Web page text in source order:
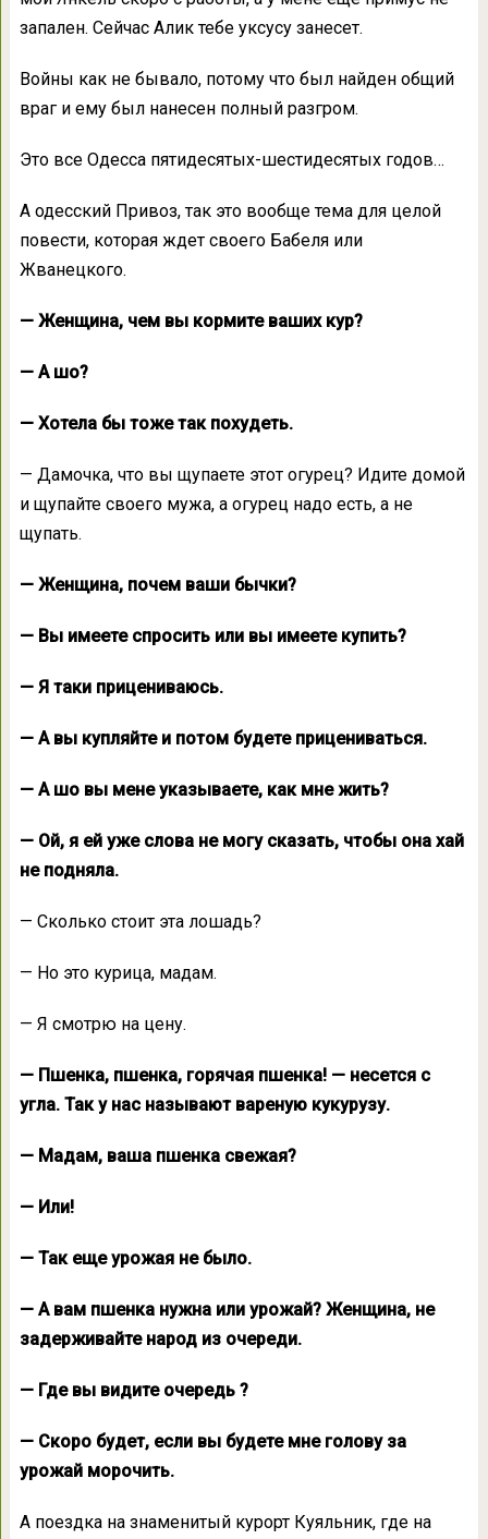
запален. Сейчас Алик тебе уксусу занесет.
Войны как не бывало, потому что был найден общий
враг и ему был нанесен полный разгром.
Это все Одесса пятидесятых-шестидесятых годов…
А одесский Привоз, так это вообще тема для целой
повести, которая ждет своего Бабеля или
Жванецкого.
— Женщина, чем вы кормите ваших кур?
— А шо?
— Хотела бы тоже так похудеть.
— Дамочка, что вы щупаете этот огурец? Идите домой
и щупайте своего мужа, а огурец надо есть, а не
щупать.
— Женщина, почем ваши бычки?
— Вы имеете спросить или вы имеете купить?
— Я таки прицениваюсь.
— А вы купляйте и потом будете прицениваться.
— А шо вы мене указываете, как мне жить?
— Ой, я ей уже слова не могу сказать, чтобы она хай
не подняла.
— Сколько стоит эта лошадь?
— Но это курица, мадам.
— Я смотрю на цену.
— Пшенка, пшенка, горячая пшенка! — несется с
угла. Так у нас называют вареную кукурузу.
— Мадам, ваша пшенка свежая?
— Или!
— Так еще урожая не было.
— А вам пшенка нужна или урожай? Женщина, не
задерживайте народ из очереди.
— Где вы видите очередь ?
— Скоро будет, если вы будете мне голову за
урожай морочить.
А поездка на знаменитый курорт Куяльник, где на